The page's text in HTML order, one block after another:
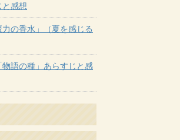
と感想
の香水」（夏を感じる
語の種」あらすじと感